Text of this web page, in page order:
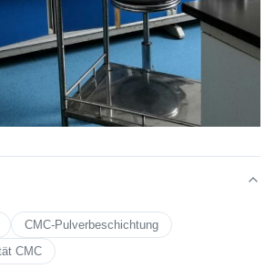
CMC-Pulverbeschichtung
CMC